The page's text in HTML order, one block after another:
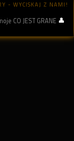
- WYCISKAJ Z NAMI!
CO JEST GRANE